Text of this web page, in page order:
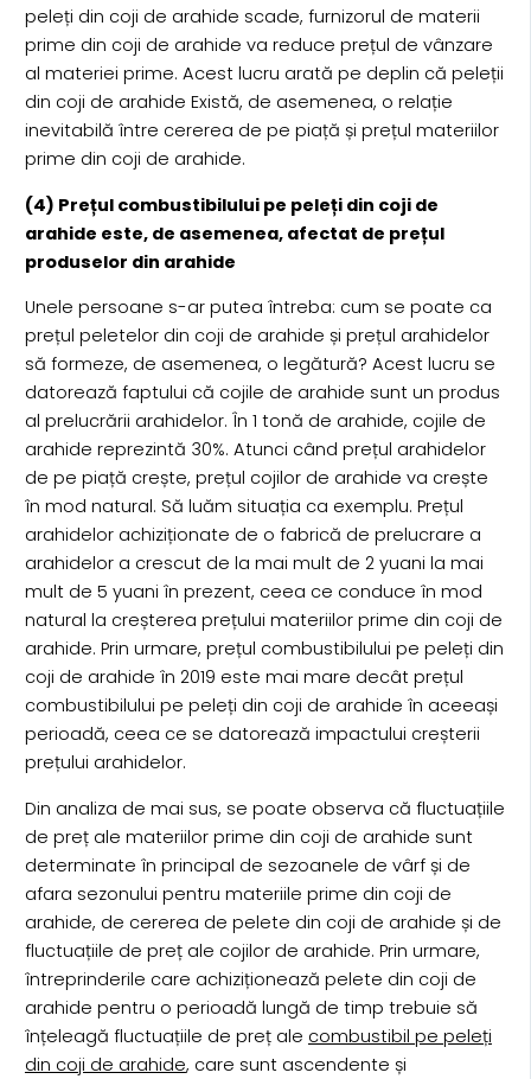
peleți din coji de arahide scade, furnizorul de materii
prime din coji de arahide va reduce prețul de vânzare
al materiei prime. Acest lucru arată pe deplin că peleții
din coji de arahide Există, de asemenea, o relație
inevitabilă între cererea de pe piață și prețul materiilor
prime din coji de arahide.
(4) Prețul combustibilului pe peleți din coji de
arahide este, de asemenea, afectat de prețul
produselor din arahide
Unele persoane s-ar putea întreba: cum se poate ca
prețul peletelor din coji de arahide și prețul arahidelor
să formeze, de asemenea, o legătură? Acest lucru se
datorează faptului că cojile de arahide sunt un produs
al prelucrării arahidelor. În 1 tonă de arahide, cojile de
arahide reprezintă 30%. Atunci când prețul arahidelor
de pe piață crește, prețul cojilor de arahide va crește
în mod natural. Să luăm situația ca exemplu. Prețul
arahidelor achiziționate de o fabrică de prelucrare a
arahidelor a crescut de la mai mult de 2 yuani la mai
mult de 5 yuani în prezent, ceea ce conduce în mod
natural la creșterea prețului materiilor prime din coji de
arahide. Prin urmare, prețul combustibilului pe peleți din
coji de arahide în 2019 este mai mare decât prețul
combustibilului pe peleți din coji de arahide în aceeași
perioadă, ceea ce se datorează impactului creșterii
prețului arahidelor.
Din analiza de mai sus, se poate observa că fluctuațiile
de preț ale materiilor prime din coji de arahide sunt
determinate în principal de sezoanele de vârf și de
afara sezonului pentru materiile prime din coji de
arahide, de cererea de pelete din coji de arahide și de
fluctuațiile de preț ale cojilor de arahide. Prin urmare,
întreprinderile care achiziționează pelete din coji de
arahide pentru o perioadă lungă de timp trebuie să
înțeleagă fluctuațiile de preț ale combustibil pe peleți
din coji de arahide, care sunt ascendente și